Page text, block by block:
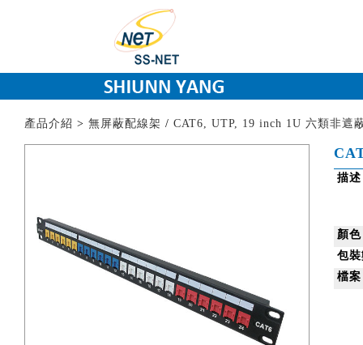
產品介紹 > 無屏蔽配線架 / CAT6, UTP, 19 inch 1U 六類非遮
描
顏
包
檔